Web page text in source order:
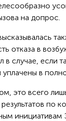
на допрос.
отказа в
в случае, если
уплачены в
это всего
по
инициативам